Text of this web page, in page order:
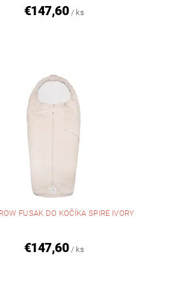
€147,60 / ks
FUSAK DO KOČÍKA SPIRE IVORY
€147,60 / ks